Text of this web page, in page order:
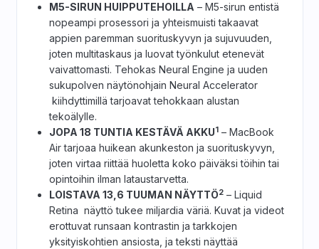
M5-SIRUN HUIPPUTEHOILLA – M5-sirun entistä
nopeampi prosessori ja yhteismuisti takaavat
appien paremman suorituskyvyn ja sujuvuuden,
joten multitaskaus ja luovat työnkulut etenevät
vaivattomasti. Tehokas Neural Engine ja uuden
sukupolven näytönohjain Neural Accelerator
kiihdyttimillä tarjoavat tehokkaan alustan
tekoälylle.
JOPA 18 TUNTIA KESTÄVÄ AKKU1– MacBook
Air tarjoaa huikean akunkeston ja suorituskyvyn,
joten virtaa riittää huoletta koko päiväksi töihin tai
opintoihin ilman lataustarvetta.
LOISTAVA 13,6 TUUMAN NÄYTTÖ2– Liquid
Retina näyttö tukee miljardia väriä. Kuvat ja videot
erottuvat runsaan kontrastin ja tarkkojen
yksityiskohtien ansiosta, ja teksti näyttää